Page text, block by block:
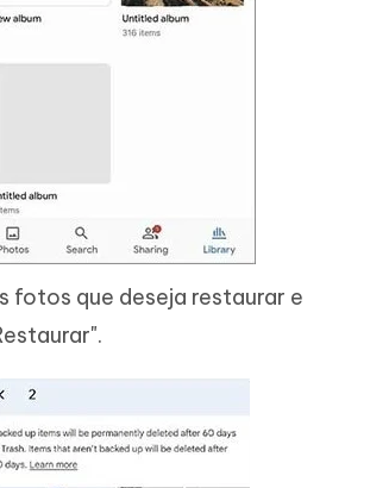
fotos que deseja restaurar e